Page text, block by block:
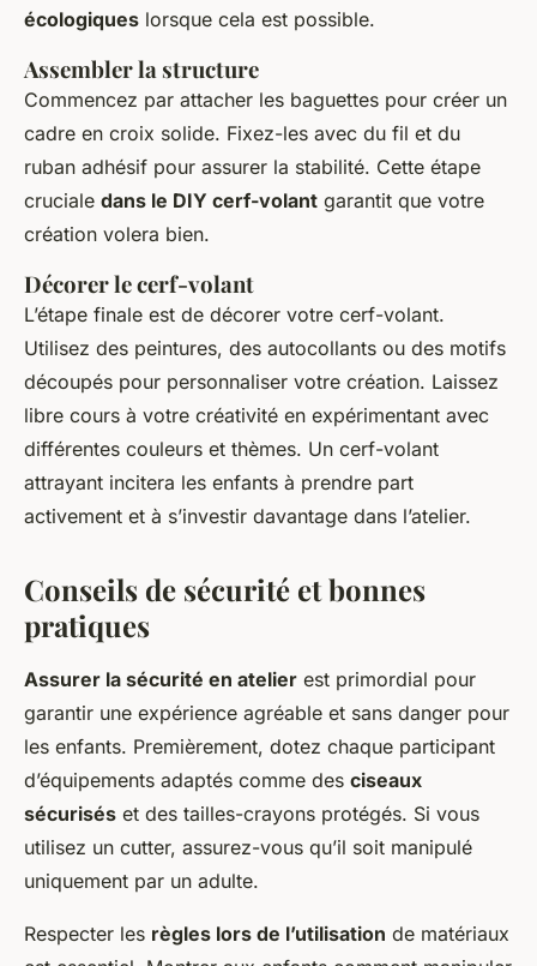
écologiques lorsque cela est possible.
Assembler la structure
Commencez par attacher les baguettes pour créer un
cadre en croix solide. Fixez-les avec du fil et du
ruban adhésif pour assurer la stabilité. Cette étape
cruciale dans le DIY cerf-volant garantit que votre
création volera bien.
Décorer le cerf-volant
L’étape finale est de décorer votre cerf-volant.
Utilisez des peintures, des autocollants ou des motifs
découpés pour personnaliser votre création. Laissez
libre cours à votre créativité en expérimentant avec
différentes couleurs et thèmes. Un cerf-volant
attrayant incitera les enfants à prendre part
activement et à s’investir davantage dans l’atelier.
Conseils de sécurité et bonnes
pratiques
Assurer la sécurité en atelier est primordial pour
garantir une expérience agréable et sans danger pour
les enfants. Premièrement, dotez chaque participant
d’équipements adaptés comme des ciseaux
sécurisés et des tailles-crayons protégés. Si vous
utilisez un cutter, assurez-vous qu’il soit manipulé
uniquement par un adulte.
Respecter les règles lors de l’utilisation de matériaux